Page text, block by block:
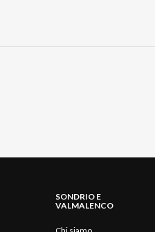
SONDRIO E
VALMALENCO